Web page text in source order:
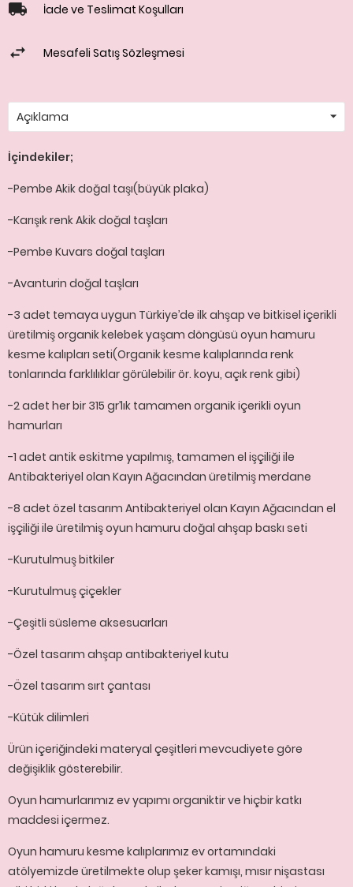
İade ve Teslimat Koşulları
Mesafeli Satış Sözleşmesi
Açıklama
İçindekiler;
-Pembe Akik doğal taşı(büyük plaka)
-Karışık renk Akik doğal taşları
-Pembe Kuvars doğal taşları
-Avanturin doğal taşları
-3 adet temaya uygun Türkiye’de ilk ahşap ve bitkisel içerikli
üretilmiş organik kelebek yaşam döngüsü oyun hamuru
kesme kalıpları seti(Organik kesme kalıplarında renk
tonlarında farklılıklar görülebilir ör. koyu, açık renk gibi)
-2 adet her bir 315 gr’lık tamamen organik içerikli oyun
hamurları
-1 adet antik eskitme yapılmış, tamamen el işçiliği ile
Antibakteriyel olan Kayın Ağacından üretilmiş merdane
-8 adet özel tasarım Antibakteriyel olan Kayın Ağacından el
işçiliği ile üretilmiş oyun hamuru doğal ahşap baskı seti
-Kurutulmuş bitkiler
-Kurutulmuş çiçekler
-Çeşitli süsleme aksesuarları
-Özel tasarım ahşap antibakteriyel kutu
-Özel tasarım sırt çantası
-Kütük dilimleri
Ürün içeriğindeki materyal çeşitleri mevcudiyete göre
değişiklik gösterebilir.
Oyun hamurlarımız ev yapımı organiktir ve hiçbir katkı
maddesi içermez.
Oyun hamuru kesme kalıplarımız ev ortamındaki
atölyemizde üretilmekte olup şeker kamışı, mısır nişastası